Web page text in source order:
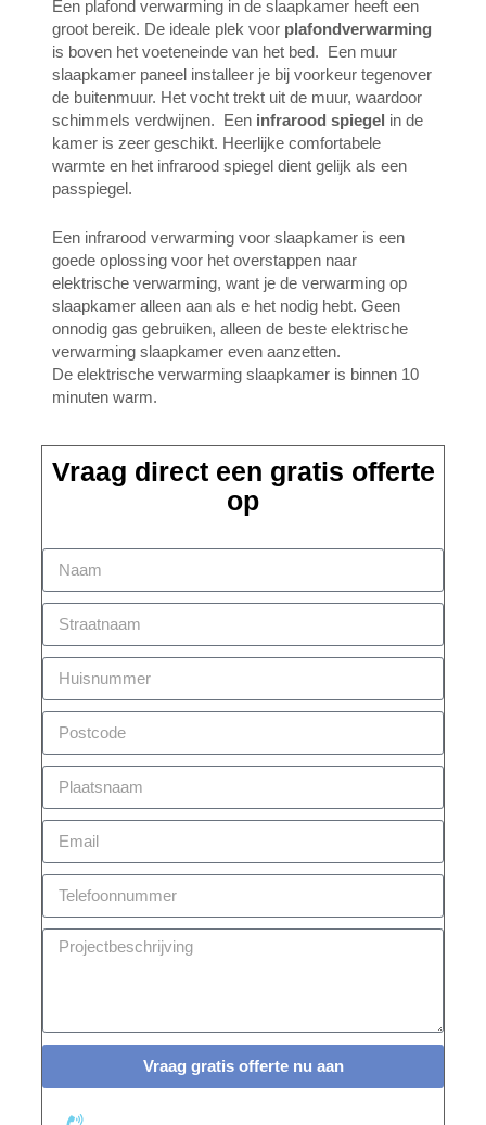
Een plafond verwarming in de slaapkamer heeft een
groot bereik. De ideale plek voor plafondverwarming
is boven het voeteneinde van het bed. Een muur
slaapkamer paneel installeer je bij voorkeur tegenover
de buitenmuur. Het vocht trekt uit de muur, waardoor
schimmels verdwijnen. Een infrarood spiegel in de
kamer is zeer geschikt. Heerlijke comfortabele
warmte en het infrarood spiegel dient gelijk als een
passpiegel.
Een infrarood verwarming voor slaapkamer is een
goede oplossing voor het overstappen naar
elektrische verwarming, want je de verwarming op
slaapkamer alleen aan als e het nodig hebt. Geen
onnodig gas gebruiken, alleen de beste elektrische
verwarming slaapkamer even aanzetten.
De elektrische verwarming slaapkamer is binnen 10
minuten warm.
Vraag direct een gratis offerte
op
Vraag gratis offerte nu aan